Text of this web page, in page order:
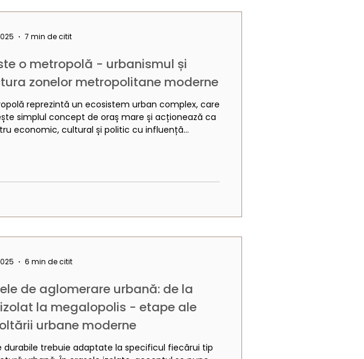
o metropolă - urbanismul și
zonelor metropolitane moderne
reprezintă un ecosistem urban complex, care
simplul concept de oraș mare și acționează ca
economic, cultural și politic cu influență
integrate, capabile să asigure sustenabilitatea,
și echilibrul între dezvoltare și calitatea vieții.
7 min de citit
de aglomerare urbană: de la
la megalopolis - etape ale
urbane moderne
durabile trebuie adaptate la specificul fiecărui tip
6 min de citit